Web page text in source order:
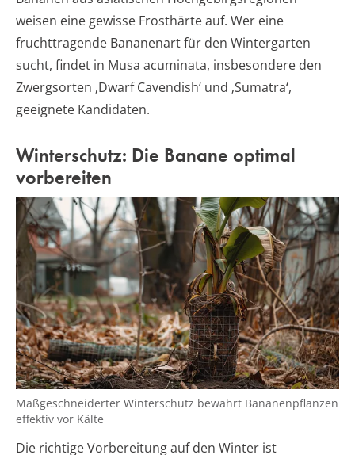
weisen eine gewisse Frosthärte auf. Wer eine
fruchttragende Bananenart für den Wintergarten
sucht, findet in Musa acuminata, insbesondere den
Zwergsorten ‚Dwarf Cavendish‘ und ‚Sumatra‘,
geeignete Kandidaten.
Winterschutz: Die Banane optimal
vorbereiten
Maßgeschneiderter Winterschutz bewahrt Bananenpflanzen
effektiv vor Kälte
Die richtige Vorbereitung auf den Winter ist